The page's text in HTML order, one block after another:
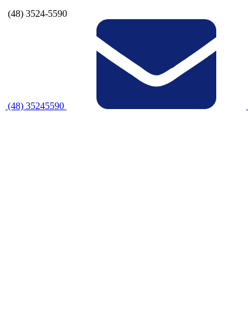
(48) 3524-5590
(48) 35245590